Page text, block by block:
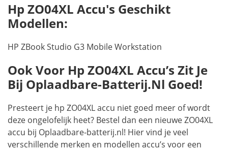
Hp ZO04XL Accu's Geschikt
Modellen:
HP ZBook Studio G3 Mobile Workstation
Ook Voor Hp ZO04XL Accu’s Zit Je
Bij Oplaadbare-Batterij.nl Goed!
Presteert je hp ZO04XL accu niet goed meer of wordt
deze ongelofelijk heet? Bestel dan een nieuwe ZO04XL
accu bij Oplaadbare-batterij.nl! Hier vind je veel
verschillende merken en modellen accu’s voor een